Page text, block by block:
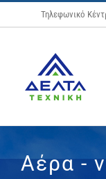
Μετάβαση
στο
Τηλεφωνικό
Αέρα -